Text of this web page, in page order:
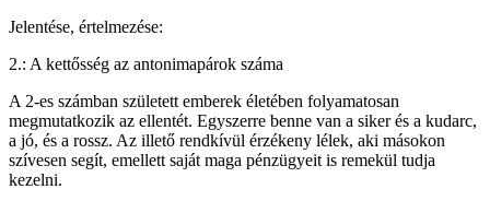
Jelentése, értelmezése:
2.: A kettősség az antonimapárok száma
A 2-es számban született emberek életében folyamatosan
megmutatkozik az ellentét. Egyszerre benne van a siker és a kudarc,
a jó, és a rossz. Az illető rendkívül érzékeny lélek, aki másokon
szívesen segít, emellett saját maga pénzügyeit is remekül tudja
kezelni.